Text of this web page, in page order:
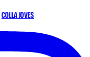
COLLA JOVES